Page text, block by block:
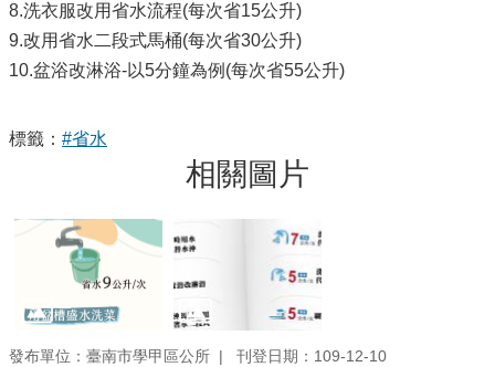
8.洗衣服改用省水流程(每次省15公升)
9.改用省水二段式馬桶(每次省30公升)
10.盆浴改淋浴-以5分鐘為例(每次省55公升)
標籤： #省水
相關圖片
發布單位：臺南市學甲區公所
刊登日期：109-12-10